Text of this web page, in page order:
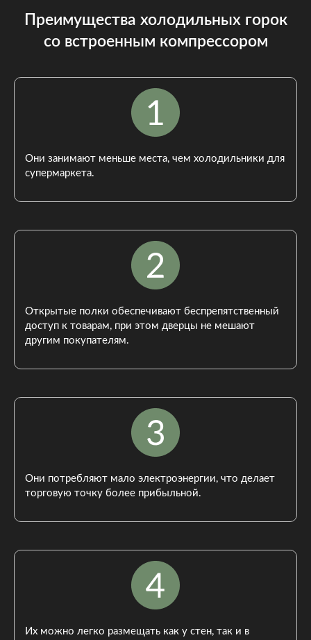
Преимущества холодильных горок
со встроенным компрессором
Они занимают меньше места, чем холодильники для
супермаркета.
Открытые полки обеспечивают беспрепятственный
доступ к товарам, при этом дверцы не мешают
другим покупателям.
Они потребляют мало электроэнергии, что делает
торговую точку более прибыльной.
Их можно легко размещать как у стен, так и в